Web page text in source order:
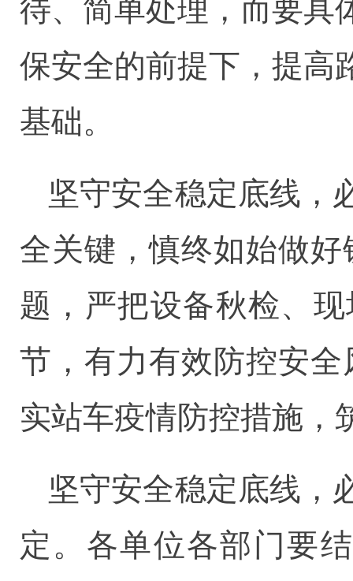
待、简单处理，而要具
保安全的前提下，提高
基础。
坚守安全稳定底线，
全关键，慎终如始做
题，严把设备秋检、
节，有力有效防控安
实站车疫情防控措施，
坚守安全稳定底线，
定。各单位各部门要